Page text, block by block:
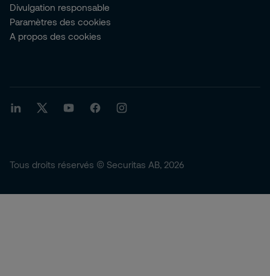
Divulgation responsable
Paramètres des cookies
A propos des cookies
Tous droits réservés © Securitas AB, 2026